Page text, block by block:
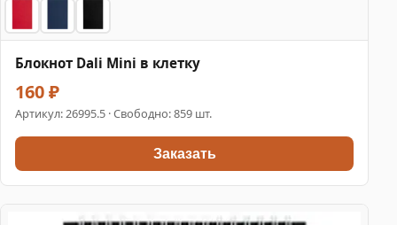
Блокнот Dali Mini в клетку
160 ₽
Артикул:26995.5 · Свободно: 859 шт.
Заказать